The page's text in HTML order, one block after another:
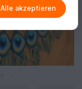
Alle akzeptieren